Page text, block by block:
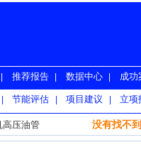
推荐报告 数据中心 成功
节能评估 项目建议 立项
高压油管 没有找不